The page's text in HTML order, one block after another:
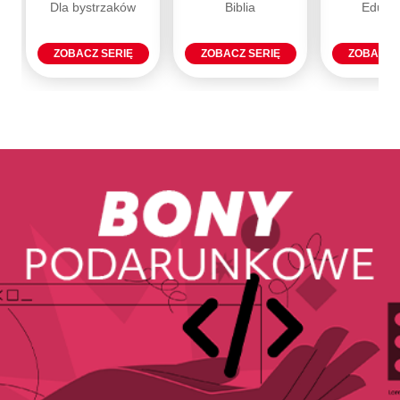
Dla bystrzaków
ZOBACZ SERIĘ
Biblia
ZOBACZ SERIĘ ZOBACZ